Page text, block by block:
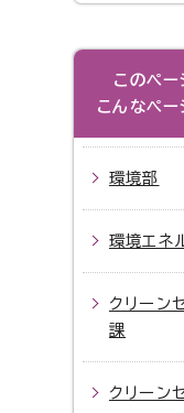
このペ
こんなペ
環境部
環境エネ
クリーン
課
クリーン